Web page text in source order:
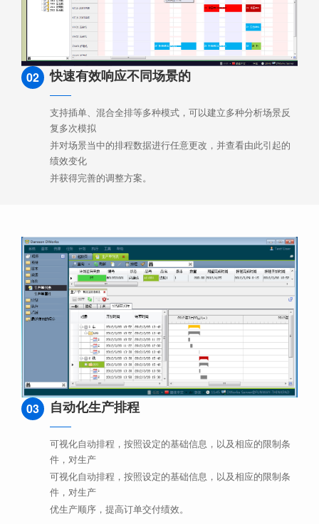
02 快速有效响应不同场景的
支持插单、混合全排等多种模式，可以建立多种分析场景反
复多次模拟
并对场景当中的排程数据进行任意更改，并查看由此引起的
绩效变化
并获得完善的调整方案。
03 自动化生产排程
可视化自动排程，按照设定的基础信息，以及相应的限制条
件，对生产
可视化自动排程，按照设定的基础信息，以及相应的限制条
件，对生产
优生产顺序，提高订单交付绩效。